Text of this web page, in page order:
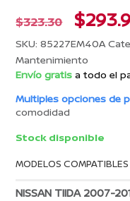
$323.30 El
precio
era:
$
SKU:85227EM40A
Mantenimiento
Envío gratis a todo el
Multiples opciones de
comodidad
Stock disponible
MODELOS COMPATIBLES
NISSAN TIIDA 2007-